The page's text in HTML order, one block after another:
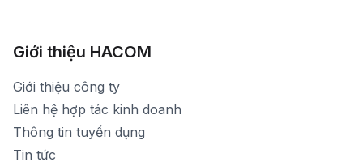
Thời gian mở cửa: Từ 8h30-19h hàng ngày
Xem bản đồ đường đi
1900 1903 (máy lẻ 159) -(028)73000322
1900 1903 (máy lẻ 160)
[email protected]
Thời gian mở cửa: Từ 8h30-20h hàng ngày
Giới thiệu HACOM
Giới thiệu công ty
Liên hệ hợp tác kinh doanh
Thông tin tuyển dụng
Tin tức